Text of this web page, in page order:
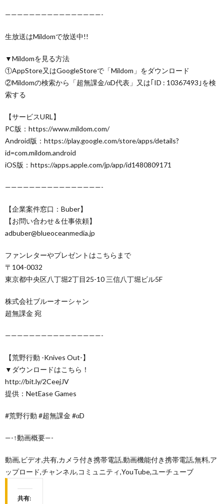
————————————————-
生放送はMildomで放送中!!
▼Mildomを見る方法
①AppStore又はGoogleStoreで「Mildom」をダウンロード
②Mildomの検索から「超無課金/αD代表」又は｢ID : 10367493｣を検
索する
【サービスURL】
PC版：https://www.mildom.com/
Android版：https://play.google.com/store/apps/details?
id=com.mildom.android
iOS版：https://apps.apple.com/jp/app/id1480809171
————————————————-
【企業案件窓口：Buber】
【お問い合わせ＆仕事依頼】
adbuber@blueoceanmedia.jp
ファンレターやプレゼントはこちらまで
〒104-0032
東京都中央区八丁堀2丁目25-10 三信八丁堀ビル5F
株式会社ブルーオーシャン
超無課金 宛
————————————————-
【荒野行動 -Knives Out-】
▼ダウンロードはこちら！
http://bit.ly/2CeejJV
提供：NetEase Games
#荒野行動 #超無課金 #αD
—-↑動画概要—-
動画,ビデオ,共有,カメラ付き携帯電話,動画機能付き携帯電話,無料,ア
ップロード,チャンネル,コミュニティ,YouTube,ユーチューブ
共有: